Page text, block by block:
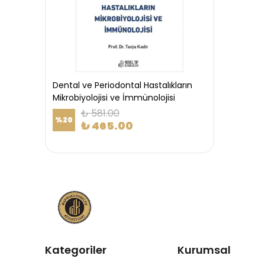
Dental ve Periodontal Hastalıkların
Mikrobiyolojisi ve İmmünolojisi
%20 ₺ 581.00
₺ 465.00
Kategoriler Kurumsal